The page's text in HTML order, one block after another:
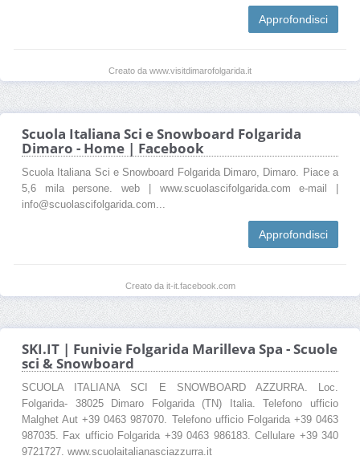
Approfondisci
Creato da www.visitdimarofolgarida.it
Scuola Italiana Sci e Snowboard Folgarida
Dimaro - Home | Facebook
Scuola Italiana Sci e Snowboard Folgarida Dimaro, Dimaro. Piace a
5,6 mila persone. web | www.scuolascifolgarida.com e-mail |
info@scuolascifolgarida.com...
Approfondisci
Creato da it-it.facebook.com
SKI.IT | Funivie Folgarida Marilleva Spa - Scuole
sci & Snowboard
SCUOLA ITALIANA SCI E SNOWBOARD AZZURRA. Loc.
Folgarida- 38025 Dimaro Folgarida (TN) Italia. Telefono ufficio
Malghet Aut +39 0463 987070. Telefono ufficio Folgarida +39 0463
987035. Fax ufficio Folgarida +39 0463 986183. Cellulare +39 340
9721727. www.scuolaitalianasciazzurra.it